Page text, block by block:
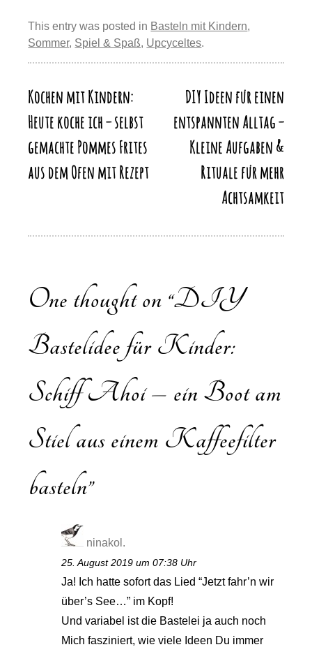
st
b
o
k
y
d
A
y
Li
k
n
This entry was posted in Basteln mit Kindern,
Sommer, Spiel & Spaß, Upcyceltes.
Beitragsnavigation
Kochen mit Kindern:
Heute koche ich – selbst
gemachte Pommes Frites
aus dem Ofen mit Rezept
DIY Ideen für einen
entspannten Alltag –
Kleine Aufgaben &
Rituale für mehr
Achtsamkeit
One thought on “DIY
Bastelidee für Kinder:
Schiff Ahoi – ein Boot am
Stiel aus einem Kaffeefilter
basteln”
ninakol.
25. August 2019 um 07:38 Uhr
Ja! Ich hatte sofort das Lied “Jetzt fahr’n wir
über’s See…” im Kopf!
Und variabel ist die Bastelei ja auch noch
Mich fasziniert, wie viele Ideen Du immer